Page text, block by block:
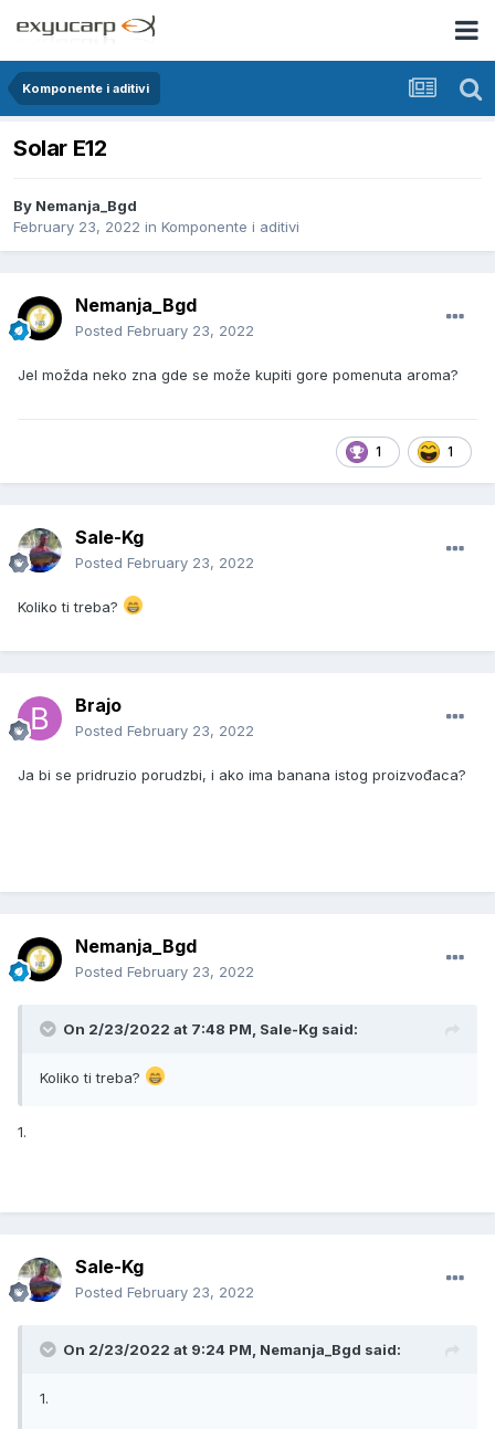
Komponente i aditivi
Solar E12
By Nemanja_Bgd
February 23, 2022 in Komponente i aditivi
Nemanja_Bgd
Posted February 23, 2022
Jel možda neko zna gde se može kupiti gore pomenuta aroma?
1 1
Sale-Kg
Posted February 23, 2022
Koliko ti treba?
Brajo
Posted February 23, 2022
Ja bi se pridruzio porudzbi, i ako ima banana istog proizvođaca?
Nemanja_Bgd
Posted February 23, 2022
On 2/23/2022 at 7:48 PM, Sale-Kg said:
Koliko ti treba?
1.
Sale-Kg
Posted February 23, 2022
On 2/23/2022 at 9:24 PM, Nemanja_Bgd said:
1.